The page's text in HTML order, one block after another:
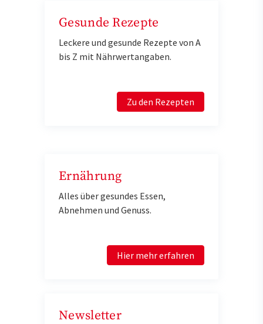
Gesunde Rezepte
Leckere und gesunde Rezepte von A
bis Z mit Nährwertangaben.
Zu den Rezepten
Ernährung
Alles über gesundes Essen,
Abnehmen und Genuss.
Hier mehr erfahren
Newsletter